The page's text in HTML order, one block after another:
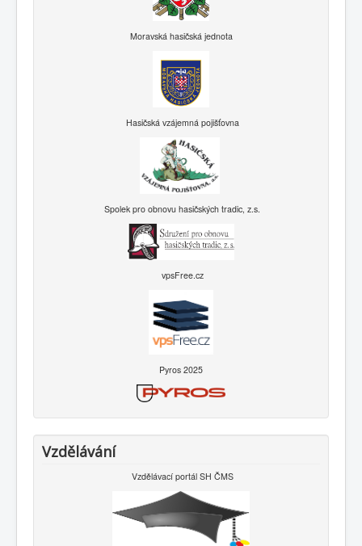
Moravská hasičská jednota
Hasičská vzájemná pojišťovna
Spolek pro obnovu hasičských tradic, z.s.
vpsFree.cz
Pyros 2025
Vzdělávání
Vzdělávací portál SH ČMS